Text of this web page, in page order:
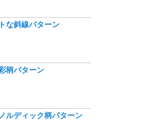
な斜線パターン
柄パターン
ルディック柄パターン